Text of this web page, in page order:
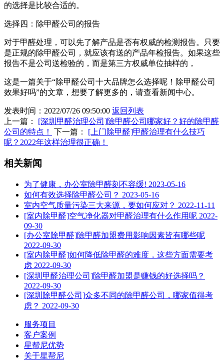
的选择是比较合适的。
选择四：除甲醛公司的报告
对于甲醛处理，可以先了解产品是否有权威的检测报告。只要
是正规的除甲醛公司，就应该有送的产品年检报告。如果这些
报告不是公司送检验的，而是第三方权威单位抽样的，
这是一篇关于“除甲醛公司十大品牌怎么选择呢！除甲醛公司
效果好吗”的文章，想要了解更多的，请查看新闻中心。
发表时间：2022/07/26 09:50:00 返回列表
上一篇： [深圳甲醛治理公司]除甲醛公司哪家好？好的除甲醛
公司的特点！
下一篇： [上门除甲醛]甲醛治理有什么技巧
呢？2022年这样治理很正确！
相关新闻
为了健康，办公室除甲醛刻不容缓! 2023-05-16
如何有效选择除甲醛公司？ 2023-05-16
室内空气质量污染三大来源，要如何应对？ 2022-11-11
[室内除甲醛]空气净化器对甲醛治理有什么作用呢 2022-
09-30
[办公室除甲醛]除甲醛加盟费用影响因素皆有哪些呢
2022-09-30
[室内除甲醛]如何降低除甲醛的难度，这些方面需要考
虑 2022-09-30
[深圳甲醛治理公司]除甲醛加盟是赚钱的好选择吗？
2022-09-30
[深圳除甲醛公司]众多不同的除甲醛公司，哪家值得考
虑？ 2022-09-30
服务项目
客户案例
星帮尼优势
关于星帮尼